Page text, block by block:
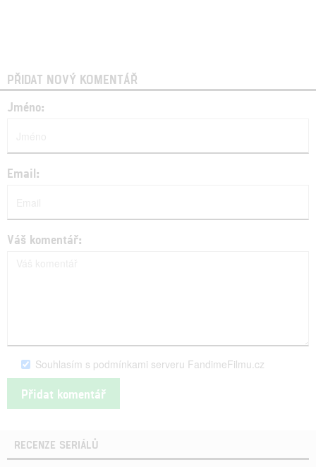
PŘIDAT NOVÝ KOMENTÁŘ
Jméno:
Email:
Váš komentář:
Souhlasím s podmínkami serveru FandimeFilmu.cz
RECENZE SERIÁLŮ